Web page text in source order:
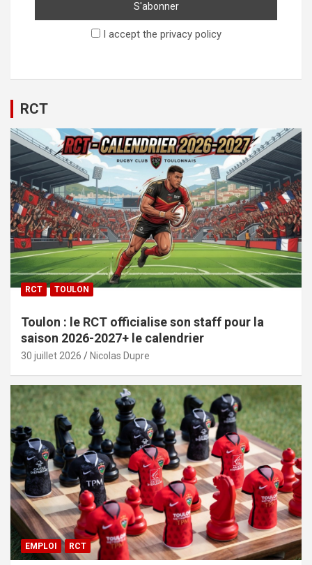
I accept the privacy policy
RCT
RCT TOULON
Toulon : le RCT officialise son staff pour la
saison 2026-2027+ le calendrier
30 juillet 2026 Nicolas Dupre
EMPLOI RCT